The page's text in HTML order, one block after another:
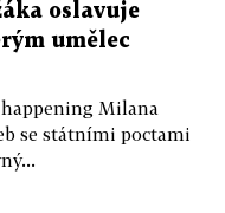
oslavuje
umělec
Milana
se státními poctami